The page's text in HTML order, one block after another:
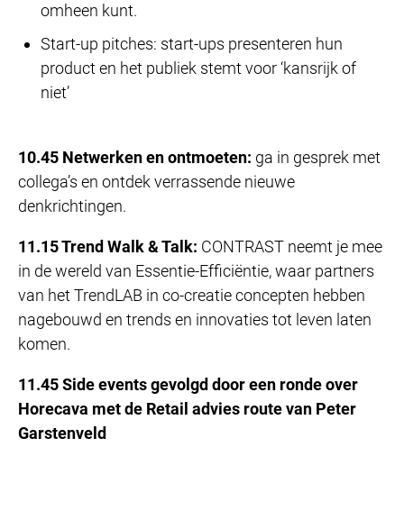
omheen kunt.
Start-up pitches: start-ups presenteren hun
product en het publiek stemt voor ‘kansrijk of
niet’
10.45 Netwerken en ontmoeten: ga in gesprek met
collega’s en ontdek verrassende nieuwe
denkrichtingen.
11.15 Trend Walk & Talk: CONTRAST neemt je mee
in de wereld van Essentie-Efficiëntie, waar partners
van het TrendLAB in co-creatie concepten hebben
nagebouwd en trends en innovaties tot leven laten
komen.
11.45 Side events gevolgd door een ronde over
Horecava met de Retail advies route van Peter
Garstenveld